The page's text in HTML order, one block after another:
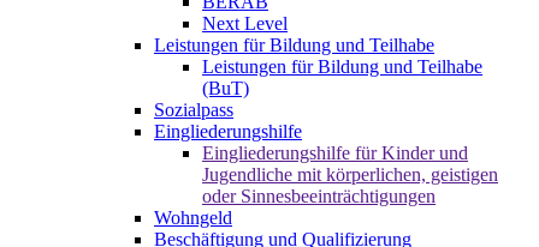
Next Level
Leistungen für Bildung und Teilhabe
Leistungen für Bildung und Teilhabe
(BuT)
Sozialpass
Eingliederungshilfe
Eingliederungshilfe für Kinder und
Jugendliche mit körperlichen, geistigen
oder Sinnesbeeinträchtigungen
Wohngeld
Beschäftigung und Qualifizierung